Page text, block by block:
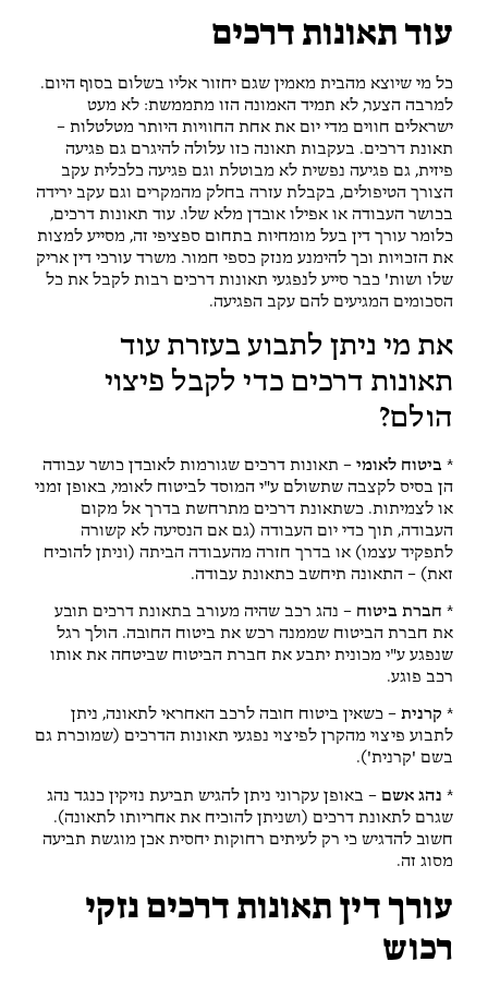
עוד תאונות דרכים
כל מי שיוצא מהבית מאמין שגם יחזור אליו בשלום בסוף היום.
למרבה הצער, לא תמיד האמונה הזו מתממשת: לא מעט
ישראלים חווים מדי יום את אחת החוויות היותר מטלטלות –
תאונת דרכים. בעקבות תאונה כזו עלולה להיגרם גם פגיעה
פיזית, גם פגיעה נפשית לא מבוטלת וגם פגיעה כלכלית עקב
הצורך הטיפולים, בקבלת עזרה בחלק מהמקרים וגם עקב ירידה
בכושר העבודה או אפילו אובדן מלא שלו. עוד תאונות דרכים,
כלומר עורך דין בעל מומחיות בתחום ספציפי זה, מסייע למצות
את הזכויות וכך להימנע מנזק כספי חמור. משרד עורכי דין אריק
שלו ושות' כבר סייע לנפגעי תאונות דרכים רבות לקבל את כל
הסכומים המגיעים להם עקב הפגיעה.
את מי ניתן לתבוע בעזרת עוד
תאונות דרכים כדי לקבל פיצוי
הולם?
* ביטוח לאומי – תאונות דרכים שגורמות לאובדן כושר עבודה
הן בסיס לקצבה שתשולם ע"י המוסד לביטוח לאומי, באופן זמני
או לצמיתות. כשתאונת דרכים מתרחשת בדרך אל מקום
העבודה, תוך כדי יום העבודה (גם אם הנסיעה לא קשורה
לתפקיד עצמו) או בדרך חזרה מהעבודה הביתה (וניתן להוכיח
זאת) – התאונה תיחשב כתאונת עבודה.
* חברת ביטוח – נהג רכב שהיה מעורב בתאונת דרכים תובע
את חברת הביטוח שממנה רכש את ביטוח החובה. הולך רגל
שנפגע ע"י מכונית יתבע את חברת הביטוח שביטחה את אותו
רכב פוגע.
* קרנית – כשאין ביטוח חובה לרכב האחראי לתאונה, ניתן
לתבוע פיצוי מהקרן לפיצוי נפגעי תאונות הדרכים (שמוכרת גם
בשם 'קרנית').
* נהג אשם – באופן עקרוני ניתן להגיש תביעת נזיקין כנגד נהג
שגרם לתאונת דרכים (ושניתן להוכיח את אחריותו לתאונה).
חשוב להדגיש כי רק לעיתים רחוקות יחסית אכן מוגשת תביעה
מסוג זה.
עורך דין תאונות דרכים נזקי
רכוש